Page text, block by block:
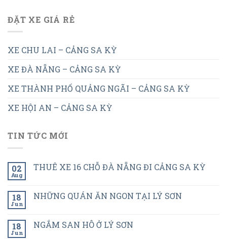
ĐẶT XE GIÁ RẺ
XE CHU LAI – CẢNG SA KỲ
XE ĐÀ NẴNG – CẢNG SA KỲ
XE THÀNH PHỐ QUẢNG NGÃI – CẢNG SA KỲ
XE HỘI AN – CẢNG SA KỲ
TIN TỨC MỚI
02
Aug
THUÊ XE 16 CHỖ ĐÀ NẴNG ĐI CẢNG SA KỲ
18
Jun
NHỮNG QUÁN ĂN NGON TẠI LÝ SƠN
18
Jun
NGẮM SAN HÔ Ở LÝ SƠN